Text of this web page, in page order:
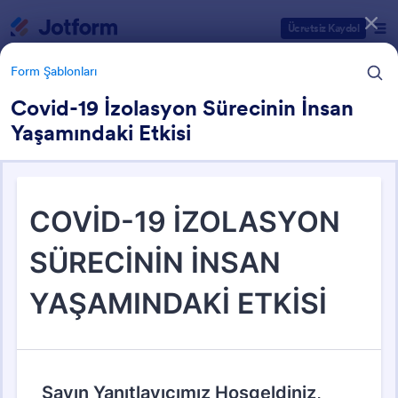
Ücretsiz Kaydol
Form Şablonları
Covid-19 İzolasyon Sürecinin İnsan
Yaşamındaki Etkisi
Sağlık Formları
881 Şablon
Form Şablonu Kategorileri